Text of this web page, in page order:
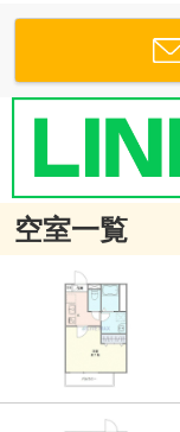
空室一覧